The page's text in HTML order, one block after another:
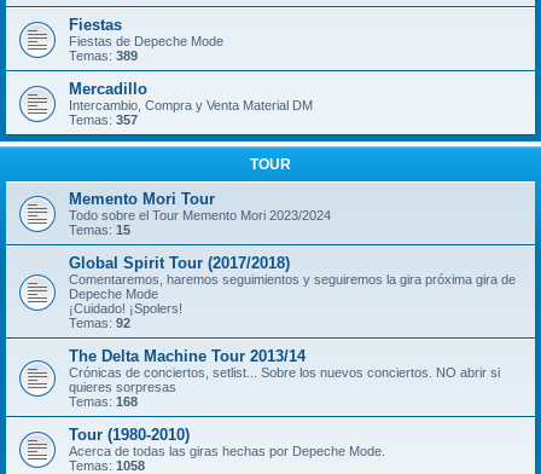
Fiestas
Fiestas de Depeche Mode
Temas: 389
Mercadillo
Intercambio, Compra y Venta Material DM
Temas: 357
TOUR
Memento Mori Tour
Todo sobre el Tour Memento Mori 2023/2024
Temas: 15
Global Spirit Tour (2017/2018)
Comentaremos, haremos seguimientos y seguiremos la gira próxima gira de
Depeche Mode
¡Cuidado! ¡Spolers!
Temas: 92
The Delta Machine Tour 2013/14
Crónicas de conciertos, setlist... Sobre los nuevos conciertos. NO abrir si
quieres sorpresas
Temas: 168
Tour (1980-2010)
Acerca de todas las giras hechas por Depeche Mode.
Temas: 1058